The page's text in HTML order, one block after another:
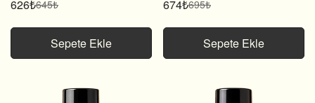
Satış
fiyatı
626₺
Normal
fiyat
645₺
Sepete Ekle
Satış
fiyatı
674₺
Normal
fiyat
695₺
Sepete Ekle